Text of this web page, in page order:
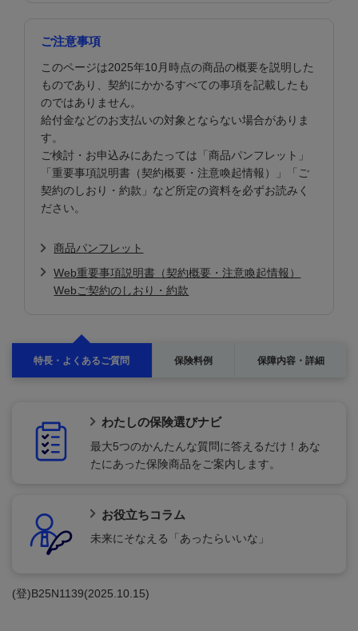
ご注意事項
このページは2025年10月時点の商品の概要を説明した
ものであり、契約にかかるすべての事項を記載したも
のではありません。
給付金などのお支払いの対象とならない場合がありま
す。
ご検討・お申込みにあたっては「商品パンフレット」
「重要事項説明書（契約概要・注意喚起情報）」「ご
契約のしおり・約款」など所定の資料を必ずお読みく
ださい。
商品パンフレット
Web重要事項説明書（契約概要・注意喚起情報）
Webご契約のしおり・約款
特長・よくあるご質問 保険料例 保障内容・詳細
わたしの保険選びナビ
最大5つのかんたんな質問に答えるだけ！あな
たにあった保険商品をご案内します。
お役立ちコラム
未来にそなえる「あったらいいな」
(登)B25N1139(2025.10.15)